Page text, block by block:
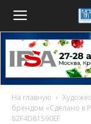
На главную
брендом «Сделано в
82F4D81590EF